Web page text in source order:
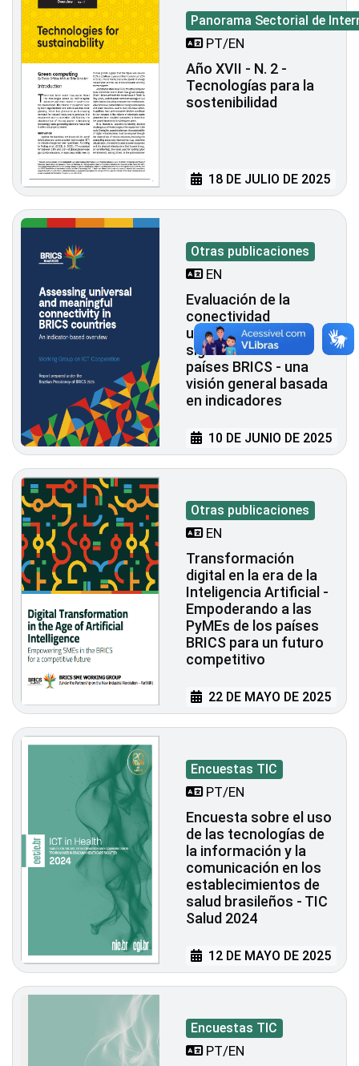
Panorama Sectorial de
PT/EN
Año XVII - N. 2 -
Tecnologías para la
sostenibilidad
18 DE JULIO DE 2025
Otras publicaciones
EN
Evaluación de la
conectividad
universal y
significativa en los
países BRICS - una
visión general basada
en indicadores
10 DE JUNIO DE 2025
Otras publicaciones
EN
Transformación
digital en la era de la
Inteligencia Artificial -
Empoderando a las
PyMEs de los países
BRICS para un futuro
competitivo
22 DE MAYO DE 2025
Encuestas TIC
PT/EN
Encuesta sobre el uso
de las tecnologías de
la información y la
comunicación en los
establecimientos de
salud brasileños - TIC
Salud 2024
12 DE MAYO DE 2025
Encuestas TIC
PT/EN